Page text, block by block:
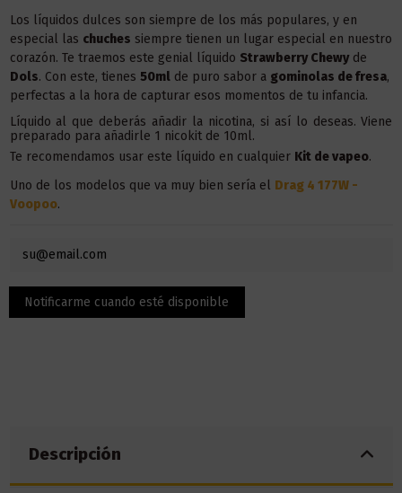
Los líquidos dulces son siempre de los más populares, y en
especial las chuches siempre tienen un lugar especial en nuestro
corazón. Te traemos este genial líquido Strawberry Chewyde
Dols. Con este, tienes 50mlde puro sabor a gominolas de fresa,
perfectas a la hora de capturar esos momentos de tu infancia.
Líquido al que deberás añadir la nicotina, si así lo deseas. Viene
preparado para añadirle 1 nicokit de 10ml.
Te recomendamos usar este líquido en cualquier Kit de vapeo.
Uno de los modelos que va muy bien sería el Drag 4 177W -
Voopoo.
Descripción